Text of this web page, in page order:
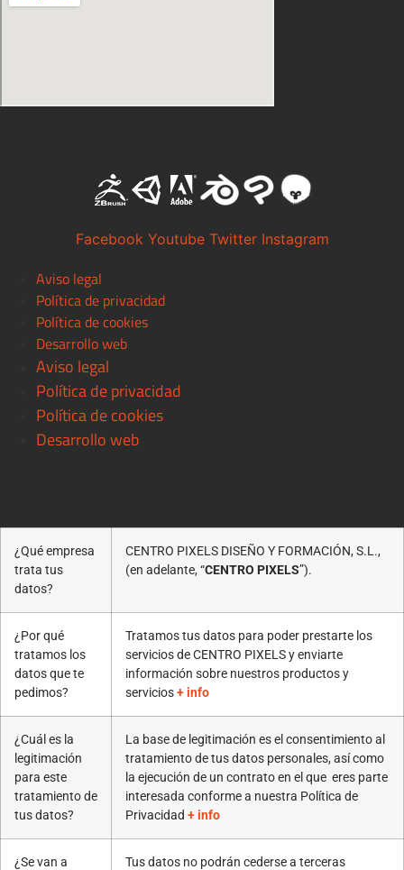
Facebook Youtube Twitter Instagram
Aviso legal
Política de privacidad
Política de cookies
Desarrollo web
Aviso legal
Política de privacidad
Política de cookies
Desarrollo web
¿Qué empresa
trata tus
datos?
CENTRO PIXELS DISEÑO Y FORMACIÓN, S.L.,
(en adelante, “CENTRO PIXELS”).
¿Por qué
tratamos los
datos que te
pedimos?
Tratamos tus datos para poder prestarte los
servicios de CENTRO PIXELS y enviarte
información sobre nuestros productos y
servicios+ info
¿Cuál es la
legitimación
para este
tratamiento de
tus datos?
La base de legitimación es el consentimiento al
tratamiento de tus datos personales, así como
la ejecución de un contrato en el que eres parte
interesada conforme a nuestra Política de
Privacidad + info
¿Se van a
Tus datos no podrán cederse a terceras